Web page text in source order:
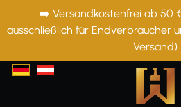
springen
➡️ Versandkostenfrei ab 50
ausschließlich für Endverbraucher
Versand)